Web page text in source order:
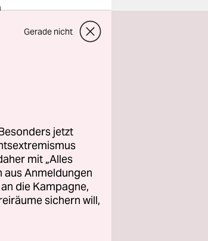
Gerade nicht
jetzt
mit „Alles
aus Anmeldungen
die Kampagne,
sichern will,